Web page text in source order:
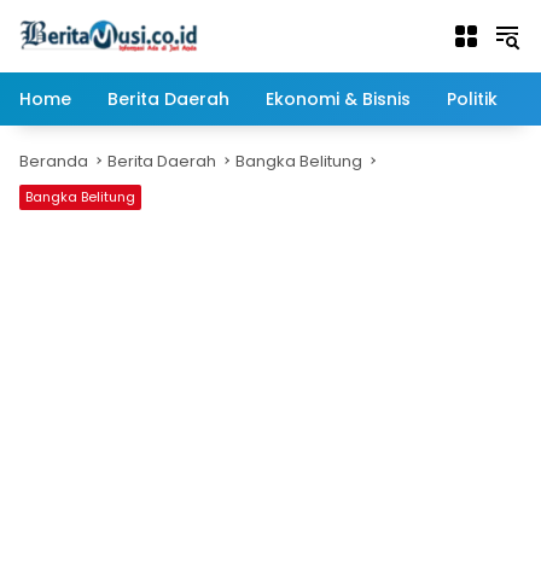
Home
Berita Daerah Ekonomi & Bisnis Politik
Beranda Berita Daerah Bangka Belitung
Bangka Belitung